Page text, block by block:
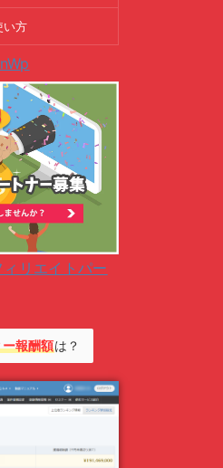
い方
リエイトパー
報酬額は？